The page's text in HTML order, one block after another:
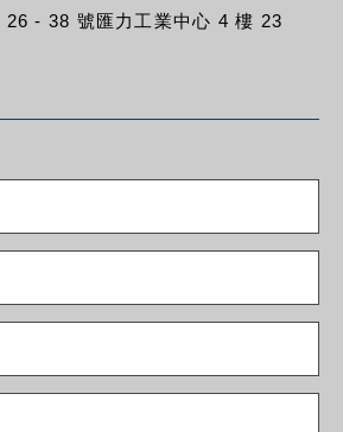
26 - 38 號匯力工業中心 4 樓 23